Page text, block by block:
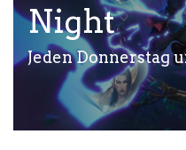
Night
Jeden Donnerstag